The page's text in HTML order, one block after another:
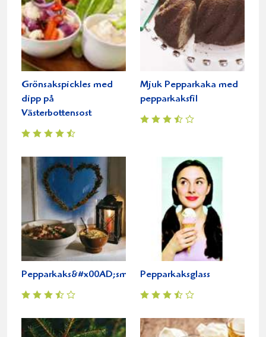
Grönsakspickles med
dipp på
Västerbottensost
Mjuk Pepparkaka med
pepparkaksfil
Pepparkaks&#x00AD;smoothiePepparkaksglass